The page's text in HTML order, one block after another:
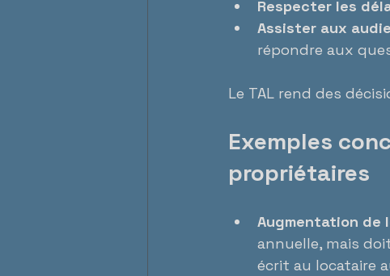
Respecter les
Assister aux
répondre aux
Le TAL rend des
Exemples
propriétaires
Augmentation de
annuelle, mais
écrit au locataire